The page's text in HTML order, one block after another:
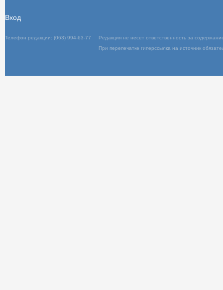
Телефон редакции: (063) 994-63-77
При